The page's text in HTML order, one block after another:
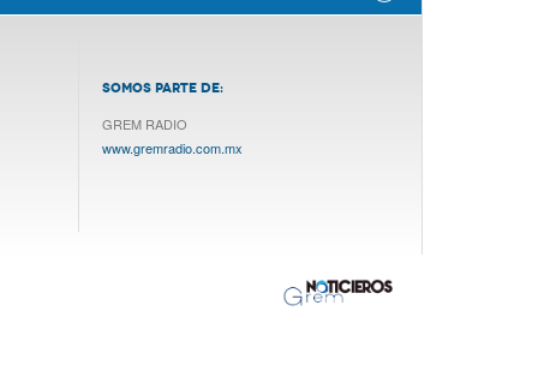
SOMOS PARTE DE:
GREM RADIO
www.gremradio.com.mx